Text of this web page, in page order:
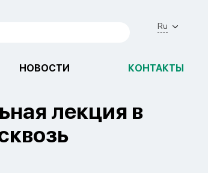
Ru
НОВОСТИ КОНТАКТЫ
лекция в